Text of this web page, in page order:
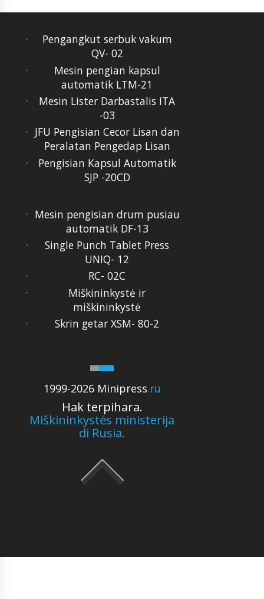
Pengangkut serbuk vakum
QV- 02
Mesin pengian kapsul
automatik LTM-21
Mesin Lister Darbastalis ITA
-03
JFU Pengisian Cecor Lisan dan
Peralatan Pengedap Lisan
Pengisian Kapsul Automatik
SJP -20CD
1999-2026 Minipress.ru
Hak terpihara.
Miškininkystės ministerija
di Rusia.
Mesin pengisian drum pusiau
automatik DF-13
Single Punch Tablet Press
UNIQ- 12
RC- 02C
Miškininkystė ir
miškininkystė
Skrin getar XSM- 80-2